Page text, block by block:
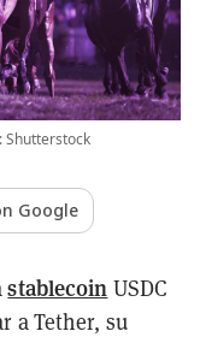
Shutterstock
Google
stablecoin USDC
a Tether, su